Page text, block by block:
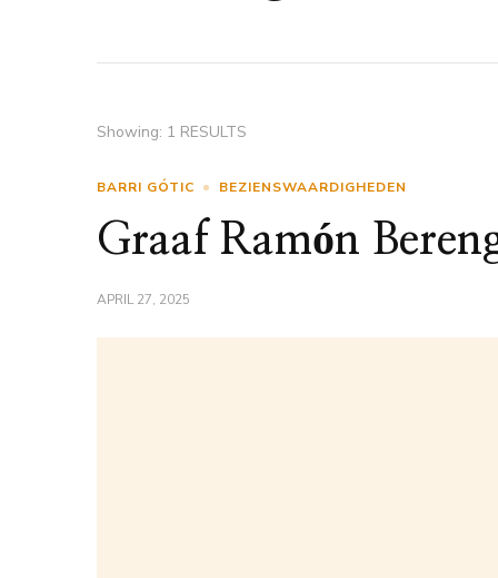
Showing: 1 RESULTS
BARRI GÓTIC BEZIENSWAARDIGHEDEN
Graaf Ramón
APRIL 27, 2025